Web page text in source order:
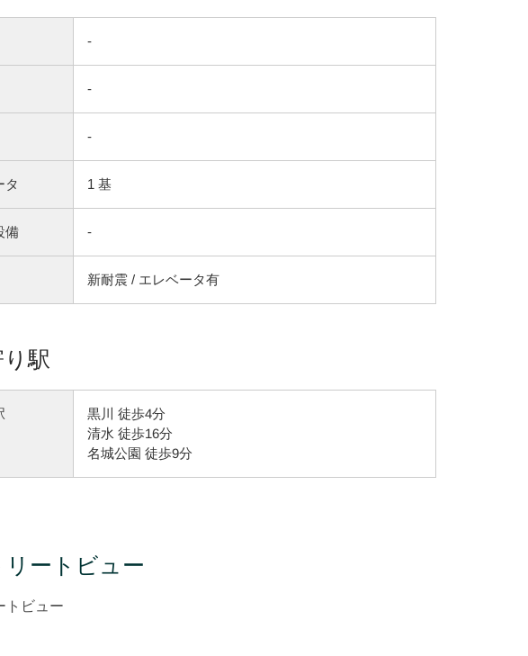
-
-
-
タ 1 基
備 -
新耐震 / エレベータ有
駅
黒川 徒歩4分
清水 徒歩16分
名城公園 徒歩9分
リートビュー